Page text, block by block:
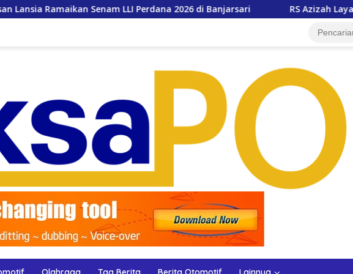
LLI Perdana 2026 di Banjarsari RS Azizah Layani 66 Ribu Pasien,